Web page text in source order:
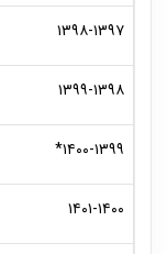
۱۳۹۸-۱۳۹۷
۱۳۹۹-۱۳۹۸
۱۴۰۰-۱۳۹۹*
۱۴۰۱-۱۴۰۰